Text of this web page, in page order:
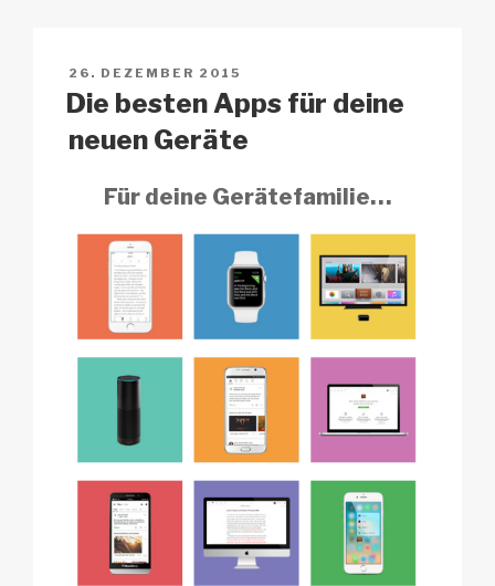
n
k
o
o
k
p
at
VERÖFFENTLICHT
AM
26. DEZEMBER 2015
Die besten Apps für deine
neuen Geräte
Für deine Gerätefamilie…